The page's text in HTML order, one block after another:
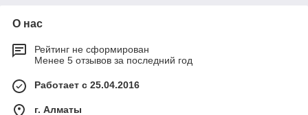
О нас
Рейтинг не сформирован
Менее 5 отзывов за последний год
Работает с 25.04.2016
г. Алматы